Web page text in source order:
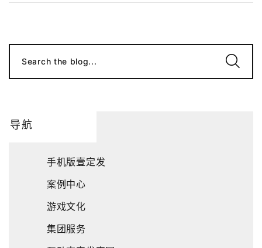
Search the blog...
导航
手机版壹定发
案例中心
游戏文化
集团服务